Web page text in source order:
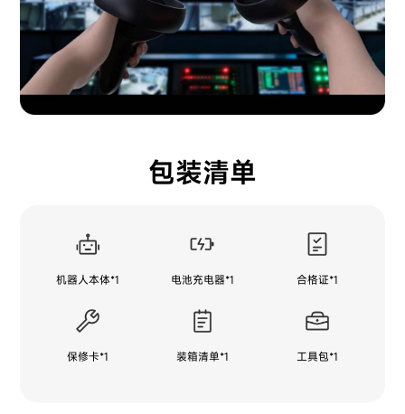
包装清单
机器人本体*1 电池充电器*1 合格证*1
保修卡*1 装箱清单*1 工具包*1